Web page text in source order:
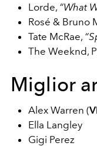
Lorde, “What
Rosé & Bruno
Tate McRae,
The Weeknd,
Miglior
Alex Warren (
Ella Langley
Gigi Perez